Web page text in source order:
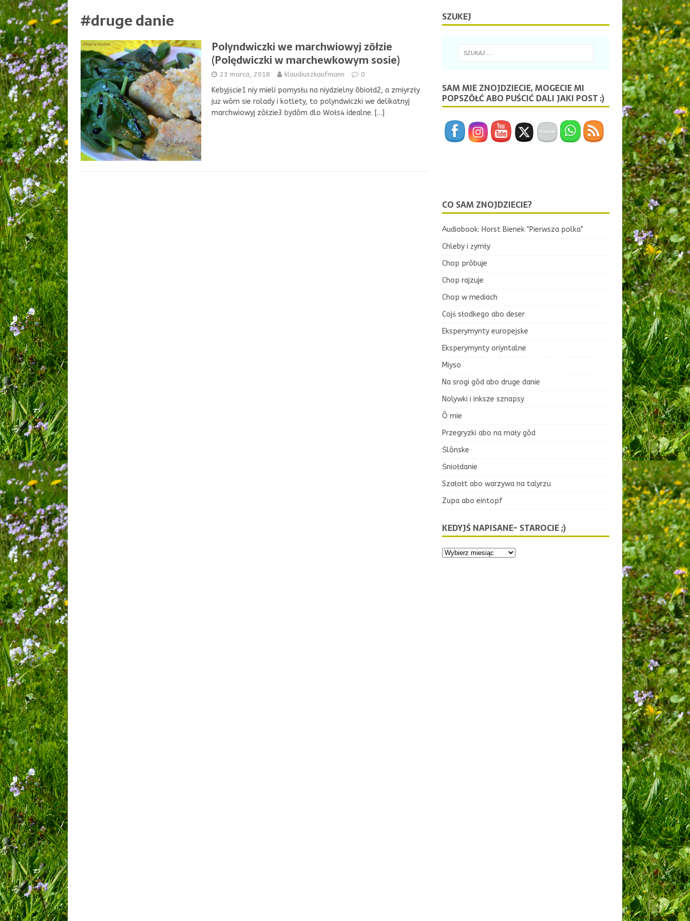
#druge danie
Polyndwiczki we marchwiowyj zōłzie
(Polędwiczki w marchewkowym sosie)
23 marca, 2018 klaudiuszkaufmann 0
Kebyjście1 niy mieli pomysłu na niydzielny ôbiołd2, a zmiyrzły
już wōm sie rolady i kotlety, to polyndwiczki we delikatnyj
marchwiowyj zōłzie3 bydōm dlo Wołs4 idealne. […]
SZUKEJ
SAM MIE ZNOJDZIECIE, MOGECIE MI
POPSZŎŁĆ ABO PUŚCIĆ DALI JAKI POST :)
CO SAM ZNOJDZIECIE?
Audiobook: Horst Bienek "Pierwsza polka"
Chleby i żymły
Chop prōbuje
Chop rajzuje
Chop w mediach
Cojś słodkego abo deser
Eksperymynty europejske
Eksperymynty oriyntalne
Miyso
Na srogi gōd abo druge danie
Nolywki i inksze sznapsy
Ō mie
Przegryzki abo na mały gōd
Ślōnske
Śniołdanie
Szałołt abo warzywa na talyrzu
Zupa abo eintopf
KEDYJŚ NAPISANE- STAROCIE ;)